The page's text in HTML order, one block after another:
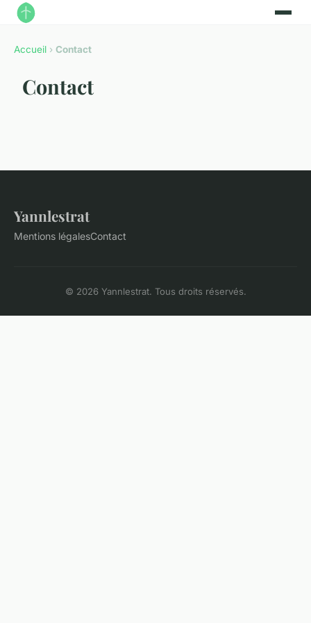
Accueil › Contact
Contact
Yannlestrat
Mentions légalesContact
© 2026 Yannlestrat. Tous droits réservés.